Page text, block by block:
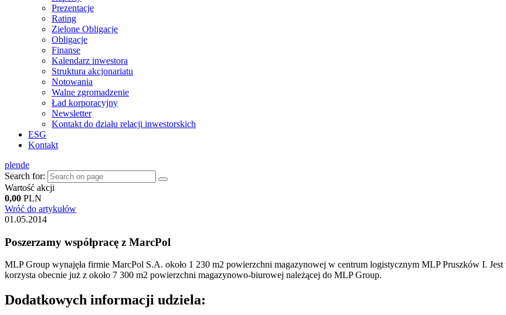
Prezentacje
Rating
Zielone Obligacje
Obligacje
Finanse
Kalendarz inwestora
Struktura akcjonariatu
Notowania
Walne zgromadzenie
Ład korporacyjny
Newsletter
Kontakt do działu relacji inwestorskich
ESG
Kontakt
plende
Search for:
Wartość akcji
0,00 PLN
Wróć do artykułów
01.05.2014
Poszerzamy współpracę z MarcPol
MLP Group wynajęła firmie MarcPol S.A. około 1 230 m2 powierzchni magazynowej w centrum logistycznym MLP Pruszków I.
korzysta obecnie już z około 7 300 m2 powierzchni magazynowo-biurowej należącej do MLP Group.
Dodatkowych informacji udziela: